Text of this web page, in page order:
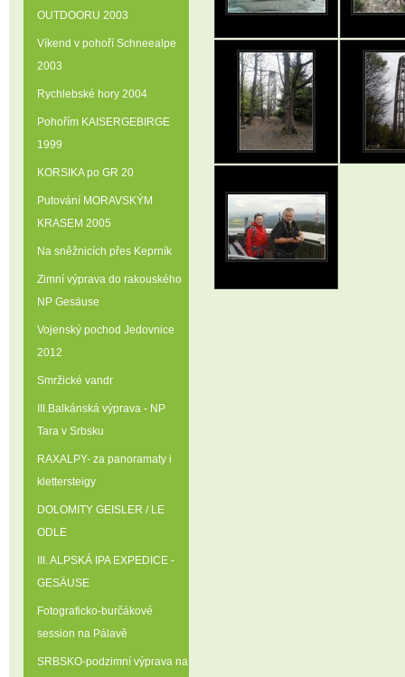
OUTDOORU 2003
Víkend v pohoří Schneealpe
2003
Rychlebské hory 2004
Pohořím KAISERGEBIRGE
1999
KORSIKA po GR 20
Putování MORAVSKÝM
KRASEM 2005
Na sněžnicích přes Keprník
Zimní výprava do rakouského
NP Gesäuse
Vojenský pochod Jedovnice
2012
Smržické vandr
III.Balkánská výprava - NP
Tara v Srbsku
RAXALPY- za panoramaty i
klettersteigy
DOLOMITY GEISLER / LE
ODLE
III. ALPSKÁ IPA EXPEDICE -
GESÄUSE
Fotograficko-burčákové
session na Pálavě
SRBSKO-podzimní výprava na